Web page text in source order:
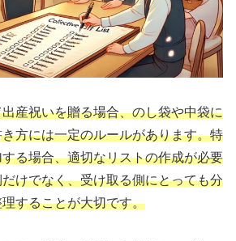
産祝いを贈る場合、のし袋や中袋に
方には一定のルールがあります。特
る場合、適切なリストの作成が必要
けでなく、受け取る側にとっても分
することが大切です。